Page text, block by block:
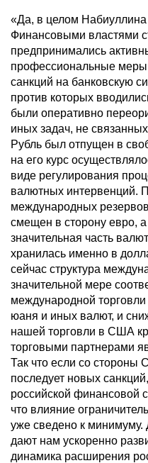
«Да, в целом Набиуллина
Финансовыми властями
предпринимались
профессиональные
санкций на банковскую
против которых
были оперативно
иных задач, не
Рубль был отпущен в
на его курс
виде регулирования
валютных интервенций.
международных
смещен в сторону евро,
значительная часть
хранилась именно в
сейчас структура
значительной мере
международной
юаня и иных валют, и
нашей торговли в США
торговыми партнерами
Так что если со
последует новых
российской финансовой
что влияние
уже сведено к минимуму.
дают нам ускоренно
динамика расширения